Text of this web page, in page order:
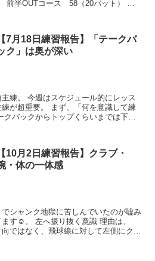
【7月18日練習報告】「テークバ
ク」は奥が深い
ル的にレッス
、「何を意識して練
【10月2日練習報告】クラブ・
・体の一体感
シャンク地獄に苦しんでいたのが嘘み
意識 理由は、
ではなく、飛球線に対して左側にクラ